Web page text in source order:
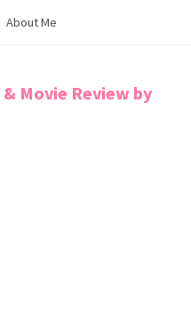
About Me
Movie Review by